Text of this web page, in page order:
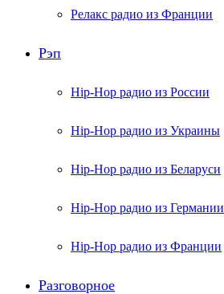
Релакс радио из Франции
Рэп
Hip-Hop радио из России
Hip-Hop радио из Украины
Hip-Hop радио из Беларуси
Hip-Hop радио из Германии
Hip-Hop радио из Франции
Разговорное